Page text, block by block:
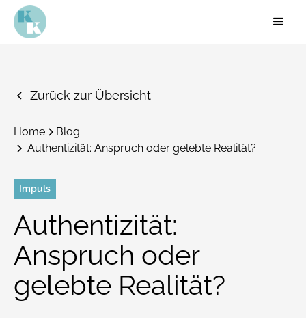
Zurück zur Übersicht
Home
Blog
Authentizität: Anspruch oder gelebte Realität?
Impuls
Authentizität:
Anspruch oder
gelebte Realität?